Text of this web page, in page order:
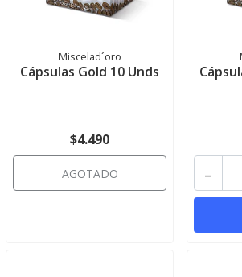
Miscelad´oro
Cápsulas Gold 10 Unds
$4.490
AGOTADO -